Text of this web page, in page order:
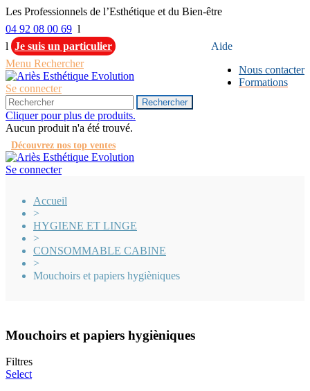
Les Professionnels de l’Esthétique et du Bien-être
04 92 08 00 69 l
Aide
Nous contacter
Formations
l Je suis un particulier
Menu Rechercher
Se connecter
Rechercher
Cliquer pour plus de produits.
Aucun produit n'a été trouvé.
Découvrez nos top ventes
Se connecter
Accueil
>
HYGIENE ET LINGE
>
CONSOMMABLE CABINE
>
Mouchoirs et papiers hygièniques
Mouchoirs et papiers hygièniques
Filtres
Select